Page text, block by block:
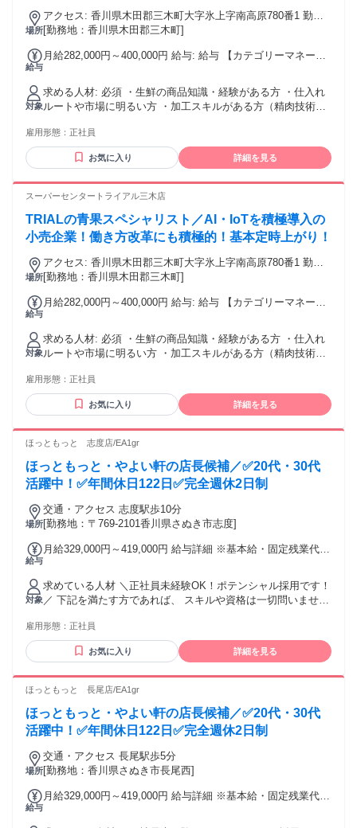
代・30代活躍中 ・飲食業界経験者が多く活躍中！ ・第ニ新卒
歓迎 ・Uターン・Iターン・UIターン歓迎 ・ブランクOK・フ
す ・社会人未経験歓迎 ・社会人経験10年以上歓迎 年齢の条
るキャリア形成のため））
場所
アクセス: 香川県木田郡三木町大字氷上字南高原780番1 勤務
地：配属は所在地の都道府県 ※初任地は最寄りの店舗又は希
務いずれか希望を選択できます。
[勤務地：香川県木田郡三木町]
給与
月給282,000円～400,000円 給与: 給与 【カテゴリーマネージ
がある方】月給380,000円～ ※当社規定の採用基準により、能
力、年齢、 前職経験などを考慮の上、決定いたします。 ※試
用期間2ヶ月（賃金同一） 給与にプラスしてもらえる手当・イ
ンセンティブ ◎残業手当 ◎住宅手当 ◎通勤手当 ◎家族手当
◎深夜手当 ※一部、店舗により異なります ※固定残業・みな
し残業なし！残業分は1分単位で支給！ （実績：月平均残業時
間13.25h以下）
対象
求める人材: 必須 ・生鮮の商品知識・経験がある方 ・仕入れ
ルートや市場に明るい方 ・加工スキルがある方（精肉技術
パーや小売店経験者 中食や百貨店の惣菜コーナー経験者 レス
トランなどフード業界経験者
雇用形態： 正社員
お気に入り 詳細を見る
スーパーセンタートライアル三木店
TRIALの青果スペシャリスト／AI・IoTを積極導入の
小売企業！働き方改革にも積極的！基本定時上がり！
場所
アクセス: 香川県木田郡三木町大字氷上字南高原780番1 勤務
地：配属は所在地の都道府県 ※初任地は最寄りの店舗又は希
務いずれか希望を選択できます。
[勤務地：香川県木田郡三木町]
給与
月給282,000円～400,000円 給与: 給与 【カテゴリーマネージ
がある方】月給380,000円～ ※当社規定の採用基準により、能
力、年齢、 前職経験などを考慮の上、決定いたします。 ※試
用期間2ヶ月（賃金同一） 給与にプラスしてもらえる手当・イ
ンセンティブ ◎残業手当 ◎住宅手当 ◎通勤手当 ◎家族手当
◎深夜手当 ※一部、店舗により異なります ※固定残業・みな
し残業なし！残業分は1分単位で支給！ （実績：月平均残業時
間13.25h以下）
対象
求める人材: 必須 ・生鮮の商品知識・経験がある方 ・仕入れ
ルートや市場に明るい方 ・加工スキルがある方（精肉技術
パーや小売店経験者 中食や百貨店の惣菜コーナー経験者 レス
トランなどフード業界経験者
雇用形態： 正社員
お気に入り 詳細を見る
ほっともっと 志度店/EA1gr
ほっともっと・やよい軒の店長候補／✅20代・30代
活躍中！✅年間休日122日✅完全週休2日制
場所
交通・アクセス 志度駅歩10分
[勤務地：〒769-2101香川県さぬき市志度]
給与
月給329,000円～419,000円 給与詳細 ※基本給・固定残業代の
あり 1ヶ月あたり7万1000円 〜 9万1000円（固定残業時間：1
ヶ月あたり35時間） 固定残業時間を超えた勤務時間について
は別途残業代を支給する 【一律手当】 全員に一律で支払われ
る通勤・皆勤・家族手当金額：なし 全員に一律で支払われる
規定に基づいて決定します。 ・研修店舗および配属店舗は原
則、 現住所から通勤可能な店舗で 調整しますが、表記の店舗
以外になる 可能性があります。 ・賞与あり ・固定給25万円
以上
対象
求めている人材 ＼正社員未経験OK！ポテンシャル採用です！
／ 下記を満たす方であれば、 スキルや資格は一切問いません
材の貸し借りやサポート業務を行う際に、 車での移動が必要
になる場合があるため必須となります。 ✅高卒以上 ✅49歳未
満（長期勤続によるキャリア形成のため） 正社員未経験者や
せん。 イチから覚える意欲のある方を応援します！ ✅グロー
中で転勤の可能性があります。 さまざまな地域で経験を積
み、 スピード感あふれる成長が可能です。 ※希望に応じてコ
る働き方や家族の状況に応じて、柔軟に対応検討いたしま
す。 ✅社員の声（男性/2008年中途入社） ～全国各地を飛び
馬、北海道と、全国各地で働いてきました。 最初は転勤が不
雇用形態： 正社員
お気に入り 詳細を見る
ほっともっと 長尾店/EA1gr
ほっともっと・やよい軒の店長候補／✅20代・30代
活躍中！✅年間休日122日✅完全週休2日制
場所
交通・アクセス 長尾駅歩5分
[勤務地：香川県さぬき市長尾西]
給与
月給329,000円～419,000円 給与詳細 ※基本給・固定残業代の
あり 1ヶ月あたり7万1000円 〜 9万1000円（固定残業時間：1